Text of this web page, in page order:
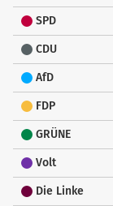
SPD
CDU
AfD
FDP
GRÜNE
Volt
Die Linke